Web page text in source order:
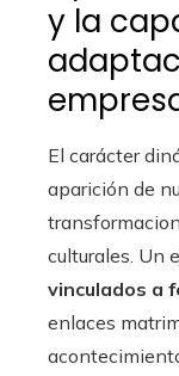
y la
El carácter
aparición de
culturales. Un
vinculados a
enlaces